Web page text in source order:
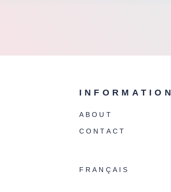
INFORMATION
ABOUT
CONTACT
FRANÇAIS